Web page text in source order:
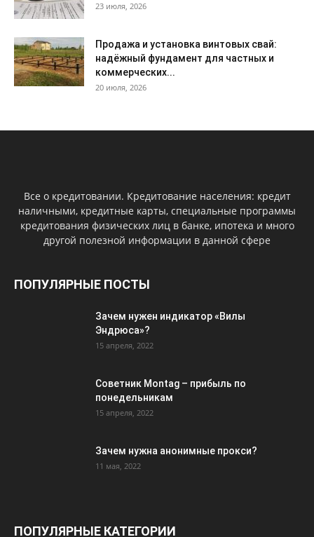
23 июля, 2026
Продажа и установка винтовых свай:
надёжный фундамент для частных и
коммерческих...
20 июля, 2026
Все о кредитовании. Кредитование населения: кредит
наличными, кредитные карты, специальные программы
кредитования физических лиц в банке, ипотека и много
другой полезной информации в данной сфере
ПОПУЛЯРНЫЕ ПОСТЫ
Зачем нужен индикатор «Вилы
Эндрюса»?
15 апреля, 2022
Советник Montag – прибыль по
понедельникам
15 апреля, 2022
Зачем нужна анонимные прокси?
11 мая, 2022
ПОПУЛЯРНЫЕ КАТЕГОРИИ